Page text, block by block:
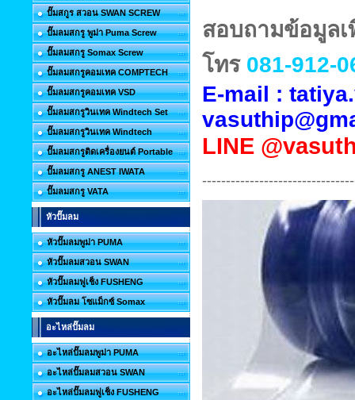
ปั๊มสกูร สวอน SWAN SCREW
ปั๊มลมสกรู พูม่า Puma Screw
ปั๊มลมสกรู Somax Screw
ปั๊มลมสกรูคอมเทค COMPTECH
ปั๊มลมสกรูคอมเทค VSD
ปั๊มลมสกรูวินเทค Windtech Set
ปั๊มลมสกรูวินเทค Windtech
ปั๊มลมสกรูติดเครื่องยนต์ Portable
ปั๊มลมสกรู ANEST IWATA
ปั๊มลมสกรู VATA
หัวปั๊มลม
หัวปั๊มลมพูม่า PUMA
หัวปั๊มลมสวอน SWAN
หัวปั๊มลมฟูเช็ง FUSHENG
หัวปั๊มลม โซแม็กซ์ Somax
อะไหล่ปั๊มลม
อะไหล่ปั๊มลมพูม่า PUMA
อะไหล่ปั๊มลมสวอน SWAN
อะไหล่ปั๊มลมฟูเช็ง FUSHENG
สอบถามข้อมูลเ
โทร 081-912-
E-mail :
LINE